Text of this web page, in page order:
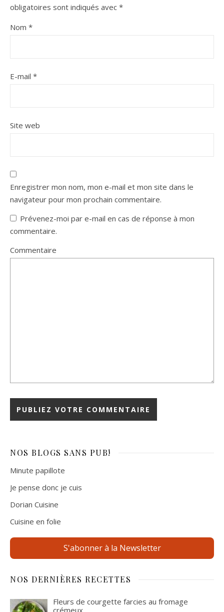
obligatoires sont indiqués avec *
Nom *
E-mail *
Site web
Enregistrer mon nom, mon e-mail et mon site dans le
navigateur pour mon prochain commentaire.
Prévenez-moi par e-mail en cas de réponse à mon
commentaire.
Commentaire
NOS BLOGS SANS PUB!
Minute papillote
Je pense donc je cuis
Dorian Cuisine
Cuisine en folie
S'abonner à la Newsletter
NOS DERNIÈRES RECETTES
Fleurs de courgette farcies au fromage
crémeux